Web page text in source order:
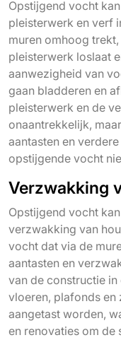
Opstijgend vocht
pleisterwerk en verf
muren omhoog
pleisterwerk loslaat
aanwezigheid van
gaan bladderen en
pleisterwerk en de
onaantrekkelijk,
aantasten en
opstijgende vocht
Verzwakking
Opstijgend vocht
verzwakking van
vocht dat via de
aantasten en
van de constructie
vloeren, plafonds en
aangetast worden,
en renovaties om de